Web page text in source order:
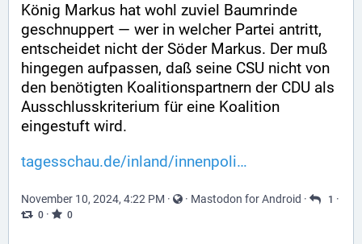
König Markus hat wohl zuviel Baumrinde
geschnuppert — wer in welcher Partei antritt,
entscheidet nicht der Söder Markus. Der muß
hingegen aufpassen, daß seine CSU nicht von
den benötigten Koalitionspartnern der CDU als
Ausschlusskriterium für eine Koalition
eingestuft wird.
tagesschau.de/inland/innenpoli
November 10, 2024, 4:22 PM · · Mastodon for Android · 1 ·
0 · 0